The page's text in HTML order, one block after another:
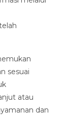
sesuai
atau
dan